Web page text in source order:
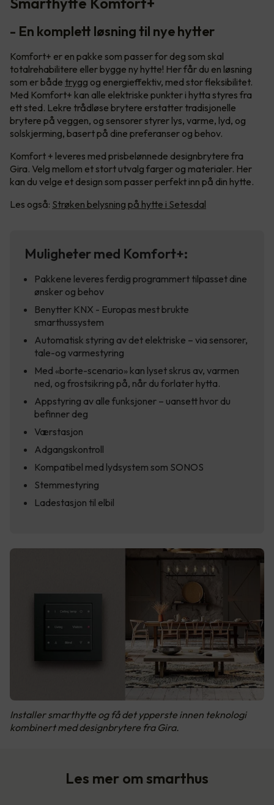
- En komplett løsning til nye hytter
Komfort+ er en pakke som passer for deg som skal
totalrehabilitere eller bygge ny hytte! Her får du en løsning
som er både trygg og energieffektiv, med stor fleksibilitet.
Med Komfort+ kan alle elektriske punkter i hytta styres fra
ett sted. Lekre trådløse brytere erstatter tradisjonelle
brytere på veggen, og sensorer styrer lys, varme, lyd, og
solskjerming, basert på dine preferanser og behov.
Komfort + leveres med prisbelønnede designbrytere fra
Gira. Velg mellom et stort utvalg farger og materialer. Her
kan du velge et design som passer perfekt inn på din hytte.
Les også: Strøken belysning på hytte i Setesdal
Muligheter med Komfort+:
Pakkene leveres ferdig programmert tilpasset dine
ønsker og behov
Benytter KNX - Europas mest brukte
smarthussystem
Automatisk styring av det elektriske – via sensorer,
tale-og varmestyring
Med «borte-scenario» kan lyset skrus av, varmen
ned, og frostsikring på, når du forlater hytta.
Appstyring av alle funksjoner – uansett hvor du
befinner deg
Værstasjon
Adgangskontroll
Kompatibel med lydsystem som SONOS
Stemmestyring
Ladestasjon til elbil
Installer smarthytte og få det ypperste innen teknologi
kombinert med designbrytere fra Gira.
Les mer om smarthus